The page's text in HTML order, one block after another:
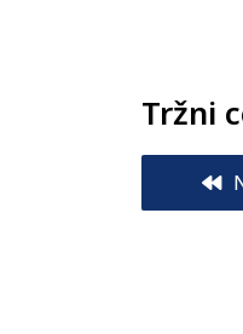
Tržni